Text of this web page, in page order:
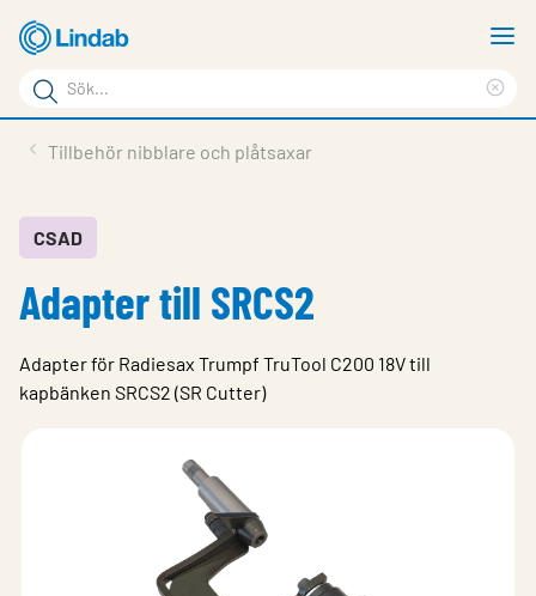
Hoppa
till
huvudinnehållet
Sökord
Sök
på
Service & Support
Hållbarhet
Kontakt
Tillbehör nibblare och plåtsaxar
CSAD
Adapter till SRCS2
Adapter för Radiesax Trumpf TruTool C200 18V till
kapbänken SRCS2 (SR Cutter)